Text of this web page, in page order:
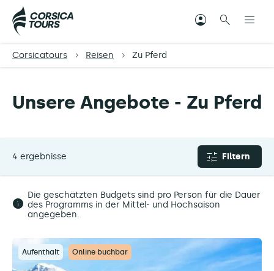
Corsicatours Reisen Zu Pferd
Unsere Angebote - Zu Pferd
4 ergebnisse Filtern
Die geschätzten Budgets sind pro Person für die Dauer
des Programms in der Mittel- und Hochsaison
angegeben.
Aufenthalt Online buchbar